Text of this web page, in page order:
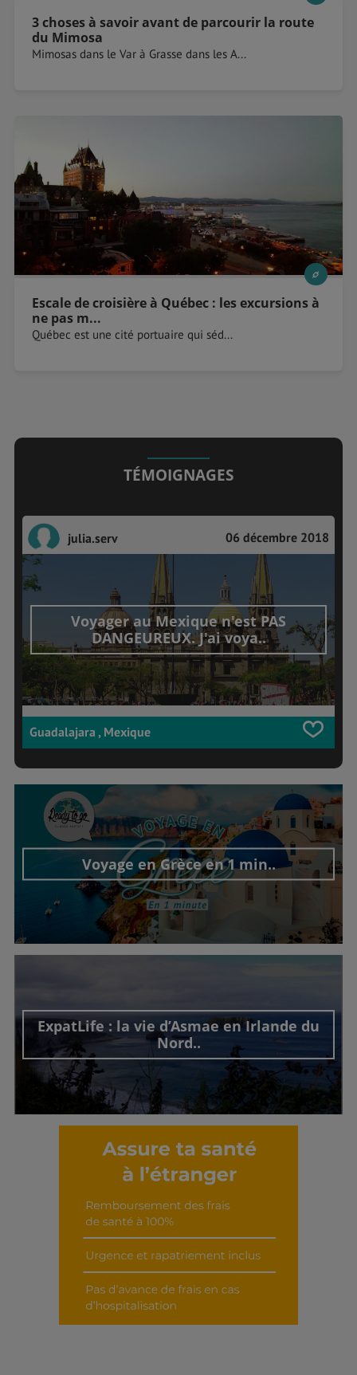
3 choses à savoir avant de parcourir la route
du Mimosa
Mimosas dans le Var à Grasse dans les A...
Escale de croisière à Québec : les excursions à
ne pas m...
Québec est une cité portuaire qui séd...
TÉMOIGNAGES
julia.serv 06 décembre 2018
Voyager au Mexique n'est PAS
DANGEUREUX. J'ai voya..
Guadalajara , Mexique
Voyage en Grèce en 1 min..
ExpatLife : la vie d’Asmae en Irlande du
Nord..
Découvrir cet interview